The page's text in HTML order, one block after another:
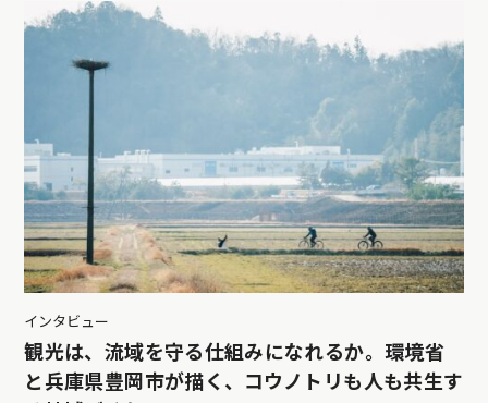
インタビュー
観光は、流域を守る仕組みになれるか。環境省
と兵庫県豊岡市が描く、コウノトリも人も共生す